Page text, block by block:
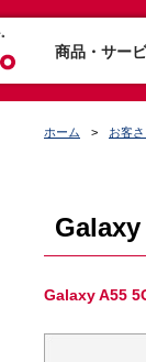
商品・サー
ホーム お客
Galaxy
Galaxy A55